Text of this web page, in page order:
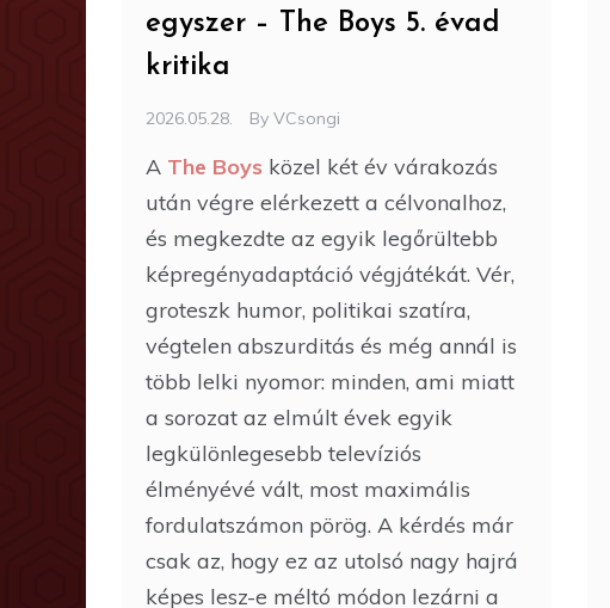
egyszer – The Boys 5. évad
kritika
2026.05.28. By VCsongi
A The Boys közel két év várakozás
után végre elérkezett a célvonalhoz,
és megkezdte az egyik legőrültebb
képregényadaptáció végjátékát. Vér,
groteszk humor, politikai szatíra,
végtelen abszurditás és még annál is
több lelki nyomor: minden, ami miatt
a sorozat az elmúlt évek egyik
legkülönlegesebb televíziós
élményévé vált, most maximális
fordulatszámon pörög. A kérdés már
csak az, hogy ez az utolsó nagy hajrá
képes lesz-e méltó módon lezárni a